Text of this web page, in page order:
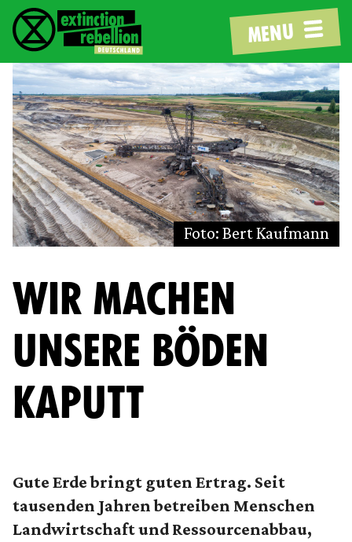
MENU
Foto: Bert Kaufmann
WIR MACHEN
UNSERE BÖDEN
KAPUTT
Gute Erde bringt guten Ertrag. Seit
tausenden Jahren betreiben Menschen
Landwirtschaft und Ressourcenabbau,